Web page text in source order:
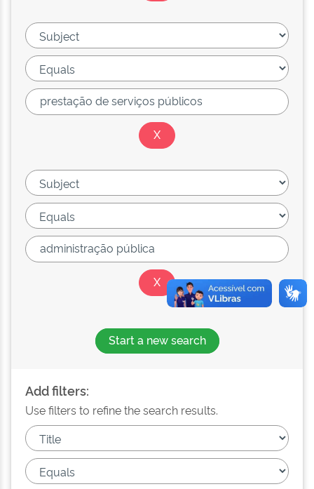
Start a new search
Add filters:
Use filters to refine the search results.